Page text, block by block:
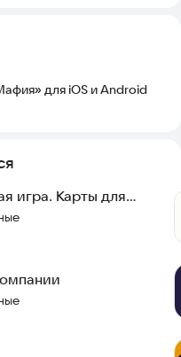
для iOS и Android
игра. Карты для